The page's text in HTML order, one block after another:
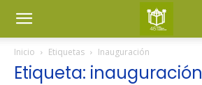
Inicio Etiquetas Inauguración
Etiqueta: inauguración